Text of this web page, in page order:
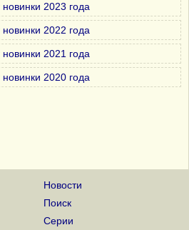
новинки 2023 года
новинки 2022 года
новинки 2021 года
новинки 2020 года
Новости
Поиск
Серии